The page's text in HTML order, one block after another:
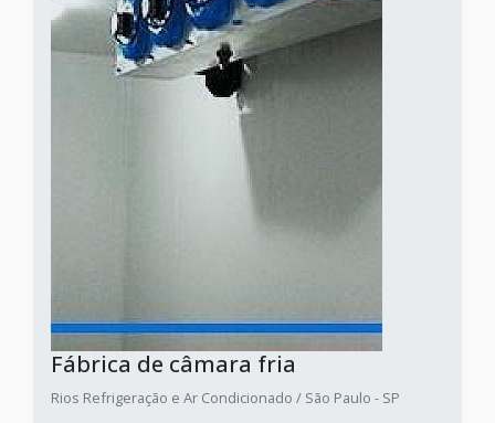
Fábrica de câmara fria
Rios Refrigeração e Ar Condicionado / São Paulo - SP